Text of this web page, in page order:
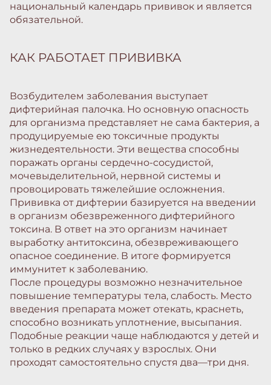
национальный календарь прививок и является
обязательной.
КАК РАБОТАЕТ ПРИВИВКА
Возбудителем заболевания выступает
дифтерийная палочка. Но основную опасность
для организма представляет не сама бактерия, а
продуцируемые ею токсичные продукты
жизнедеятельности. Эти вещества способны
поражать органы сердечно-сосудистой,
мочевыделительной, нервной системы и
провоцировать тяжелейшие осложнения.
Прививка от дифтерии базируется на введении
в организм обезвреженного дифтерийного
токсина. В ответ на это организм начинает
выработку антитоксина, обезвреживающего
опасное соединение. В итоге формируется
иммунитет к заболеванию.
После процедуры возможно незначительное
повышение температуры тела, слабость. Место
введения препарата может отекать, краснеть,
способно возникать уплотнение, высыпания.
Подобные реакции чаще наблюдаются у детей и
только в редких случаях у взрослых. Они
проходят самостоятельно спустя два—три дня.